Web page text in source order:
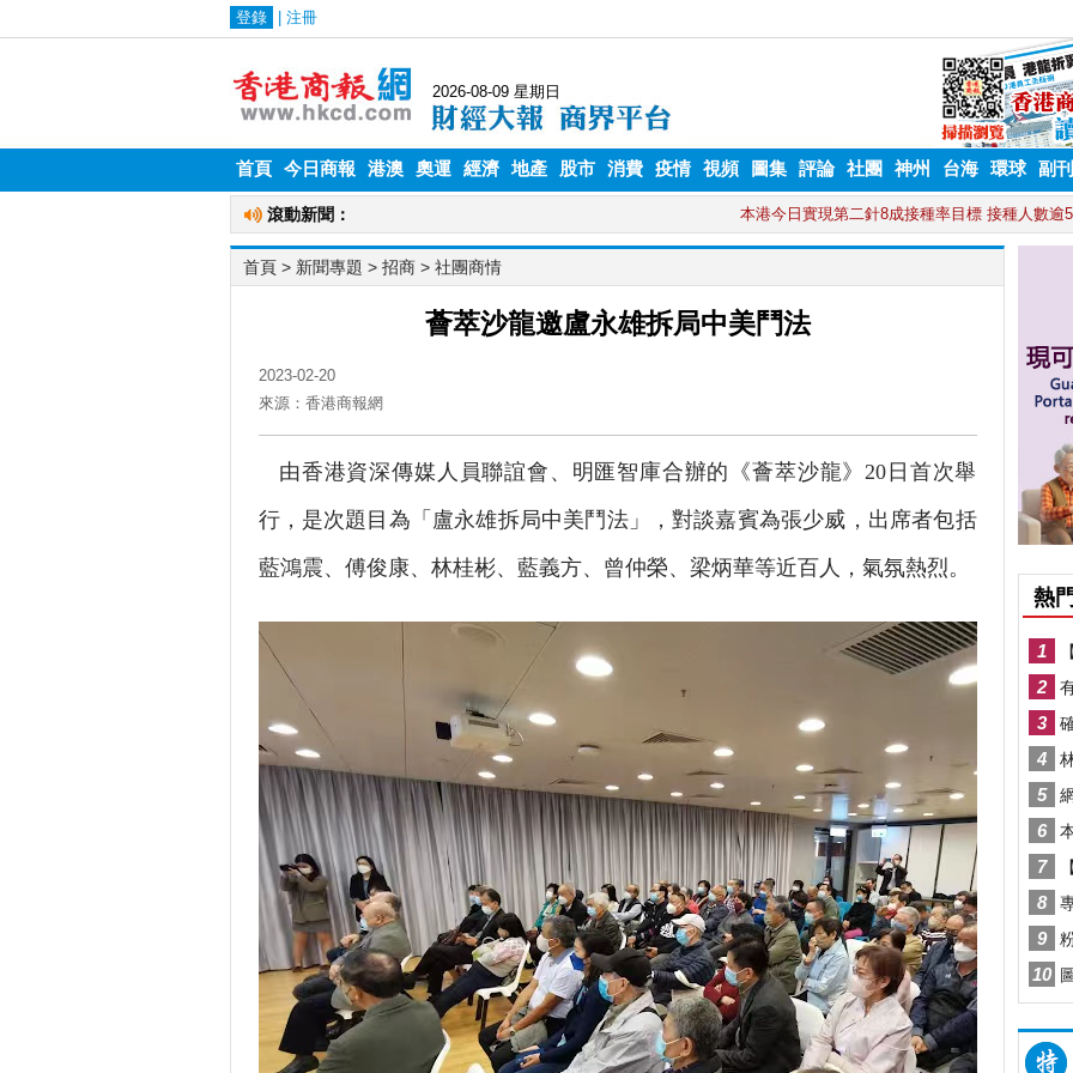
首頁 今日商報 港澳 奧運 經濟 地產 股市 消費 疫情 視頻 圖集 評論 社團 神州 台海 環球 副刊
首頁 > 新聞專題 > 招商 > 社團商情
薈萃沙龍邀盧永雄拆局中美鬥法
2023-02-20
來源：香港商報網
由香港資深傳媒人員聯誼會、明匯智庫合辦的《薈萃沙龍》20日首次舉
行，是次題目為「盧永雄拆局中美鬥法」，對談嘉賓為張少威，出席者包括
藍鴻震、傅俊康、林桂彬、藍義方、曾仲榮、梁炳華等近百人，氣氛熱烈。